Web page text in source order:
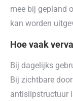
mee bij gepland
kan worden
Hoe vaak
Bij dagelijks
Bij zichtbare
antislipstructuur